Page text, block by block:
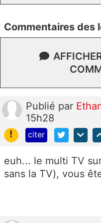
Commentaires des
Publié par
15h28
!
citer
euh... le multi TV
sans la TV), vous